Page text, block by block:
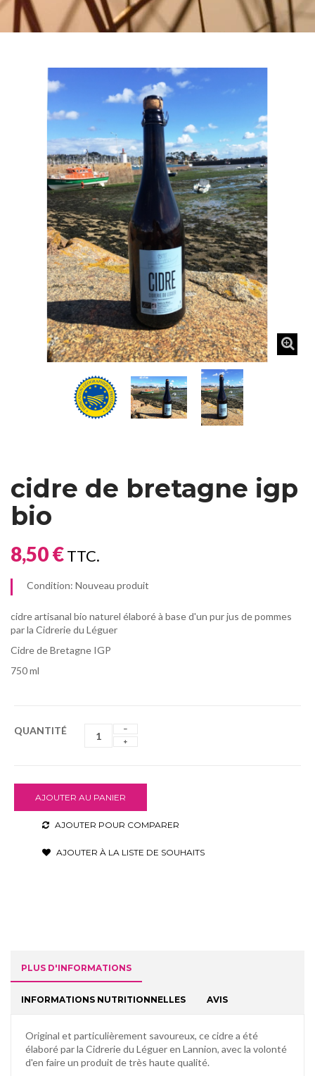
cidre de bretagne igp
bio
8,50 €TTC.
Condition: Nouveau produit
cidre artisanal bio naturel élaboré à base d'un pur jus de pommes
par la Cidrerie du Léguer
Cidre de Bretagne IGP
750 ml
QUANTITÉ
AJOUTER AU PANIER
AJOUTER POUR COMPARER
AJOUTER À LA LISTE DE SOUHAITS
PLUS D'INFORMATIONS
INFORMATIONS NUTRITIONNELLES AVIS
Original et particulièrement savoureux, ce cidre a été
élaboré par la Cidrerie du Léguer en Lannion, avec la volonté
d'en faire un produit de très haute qualité.